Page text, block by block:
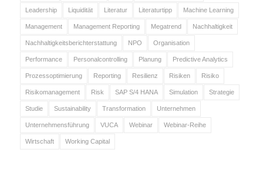
Leadership Liquidität Literatur Literaturtipp Machine Learning
Management Management Reporting Megatrend Nachhaltigkeit
Nachhaltigkeitsberichterstattung NPO Organisation
Performance Personalcontrolling Planung Predictive Analytics
Prozessoptimierung Reporting Resilienz Risiken Risiko
Risikomanagement Risk SAP S/4 HANA Simulation Strategie
Studie Sustainability Transformation Unternehmen
Unternehmensführung VUCA Webinar Webinar-Reihe
Wirtschaft Working Capital